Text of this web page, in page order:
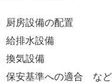
厨房設備の配置
給排水設備
換気設備
保安基準への適合 など